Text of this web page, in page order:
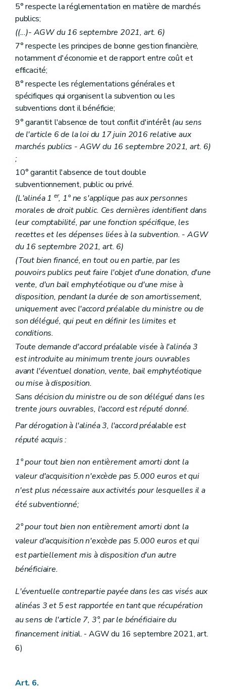
5° respecte la réglementation en matière de marchés
publics;
((...)- AGW du 16 septembre 2021, art. 6)
7° respecte les principes de bonne gestion financière,
notamment d'économie et de rapport entre coût et
efficacité;
8° respecte les réglementations générales et
spécifiques qui organisent la subvention ou les
subventions dont il bénéficie;
9° garantit l'absence de tout conflit d'intérêt(au sens
de l'article 6 de la loi du 17 juin 2016 relative aux
marchés publics - AGW du 16 septembre 2021, art. 6)
;
10° garantit l'absence de tout double
subventionnement, public ou privé.
(L'alinéa 1 er, 1° ne s'applique pas aux personnes
morales de droit public. Ces dernières identifient dans
leur comptabilité, par une fonction spécifique, les
recettes et les dépenses liées à la subvention. - AGW
du 16 septembre 2021, art. 6)
(Tout bien financé, en tout ou en partie, par les
pouvoirs publics peut faire l'objet d'une donation, d'une
vente, d'un bail emphytéotique ou d'une mise à
disposition, pendant la durée de son amortissement,
uniquement avec l'accord préalable du ministre ou de
son délégué, qui peut en définir les limites et
conditions.
Toute demande d'accord préalable visée à l'alinéa 3
est introduite au minimum trente jours ouvrables
avant l'éventuel donation, vente, bail emphytéotique
ou mise à disposition.
Sans décision du ministre ou de son délégué dans les
trente jours ouvrables, l'accord est réputé donné.
Par dérogation à l'alinéa 3, l'accord préalable est
réputé acquis :
1° pour tout bien non entièrement amorti dont la
valeur d'acquisition n'excède pas 5.000 euros et qui
n'est plus nécessaire aux activités pour lesquelles il a
été subventionné;
2° pour tout bien non entièrement amorti dont la
valeur d'acquisition n'excède pas 5.000 euros et qui
est partiellement mis à disposition d'un autre
bénéficiaire.
L'éventuelle contrepartie payée dans les cas visés aux
alinéas 3 et 5 est rapportée en tant que récupération
au sens de l'article 7, 3°, par le bénéficiaire du
financement initial. - AGW du 16 septembre 2021, art.
6)
Art. 6.